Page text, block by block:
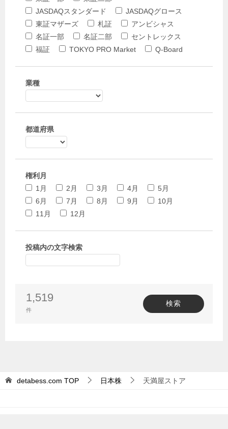
JASDAQスタンダード
JASDAQグロース
東証マザーズ
札証
アンビシャス
名証一部
名証二部
セントレックス
福証
TOKYO PRO Market Q-Board
業種
都道府県
権利月
1月
2月 3月 4月
5月
6月
7月 8月 9月
10月
11月
12月
投稿内の文字検索
1,519
件
検索
detabess.com TOP 日本株 天満屋ストア